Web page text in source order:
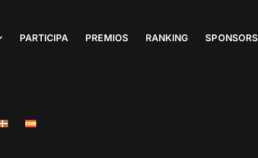
PARTICIPA PREMIOS RANKING SPONSORS